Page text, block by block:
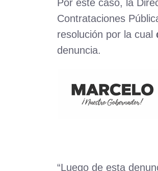
Por este caso, la
Contrataciones
resolución por la cual
denuncia.
“Luego de esta